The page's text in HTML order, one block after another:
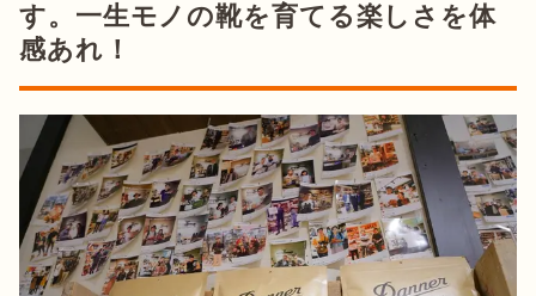
す。一生モノの靴を育てる楽しさを体
感あれ！